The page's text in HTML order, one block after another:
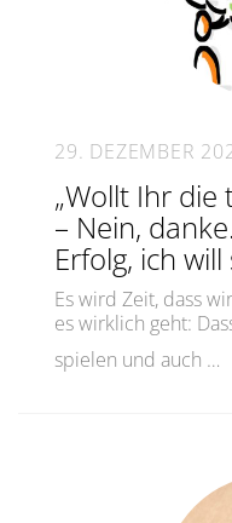
29. DEZEMBER
„Wollt Ihr die
– Nein,
Erfolg, ich
Es wird Zeit, dass
es wirklich geht:
spielen und auch …